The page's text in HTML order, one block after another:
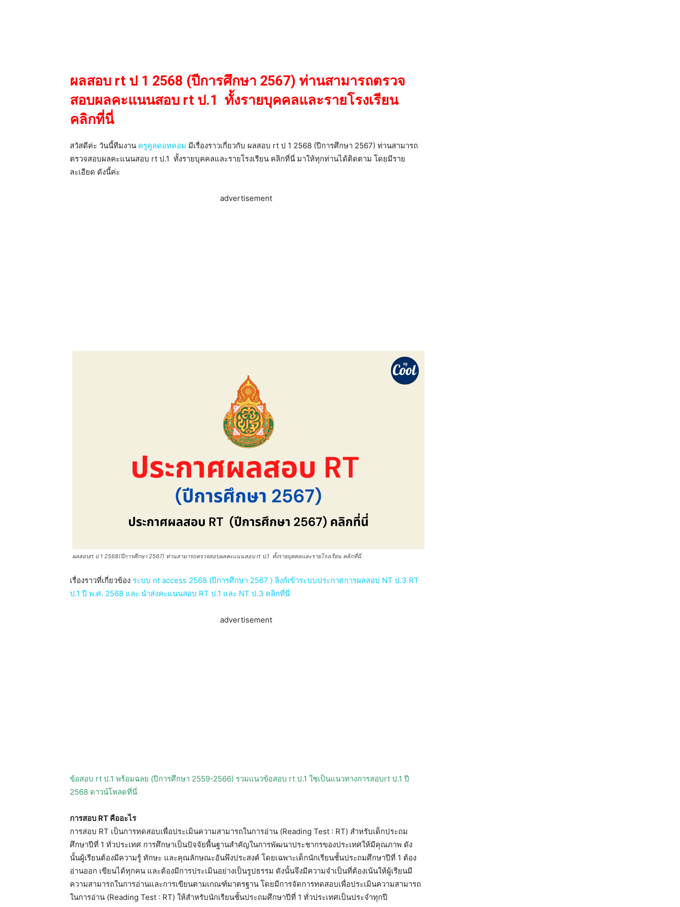
ผลสอบ rt ป 1 2568 (ปีการศึกษา 2567) ท่านสามารถตรวจ
สอบผลคะแนนสอบ rt ป.1 ทั้งรายบุคคลและรายโรงเรียน
คลิกที่นี่
สวัสดีค่ะ วันนี้ทีมงาน ครูคูลดอทคอม มีเรื่องราวเกี่ยวกับ ผลสอบ rt ป 1 2568 (ปีการศึกษา 2567) ท่านสามารถ
ตรวจสอบผลคะแนนสอบ rt ป.1 ทั้งรายบุคคลและรายโรงเรียน คลิกที่นี่ มาให้ทุกท่านได้ติดตาม โดยมีราย
ละเอียด ดังนี้ค่ะ
advertisement
ผลสอบrt ป 1 2568(ปีการศึกษา 2567) ท่านสามารถตรวจสอบผลคะแนนสอบ rt ป.1 ทั้งรายบุคคลและรายโรงเรียน คลิกที่นี่
เรื่องราวที่เกี่ยวข้อง ระบบ nt access 2568 (ปีการศึกษา 2567 ) ลิงก์เข้าระบบประกาศการผลสอบ NT ป.3 RT
ป.1 ปี พ.ศ. 2568 และ นำส่งคะแนนสอบ RT ป.1 และ NT ป.3 คลิกที่นี่
advertisement
ข้อสอบ rt ป.1 พร้อมฉลย (ปีการศึกษา 2559-2566) รวมแนวข้อสอบ rt ป.1 ใชเป็นแนวทางการสอบrt ป.1 ปี
2568 ดาวน์โหลดที่นี่
การสอบ RT คืออะไร
การสอบ RT เป็นการทดสอบเพื่อประเมินความสามารถในการอ่าน (Reading Test : RT) สำหรับเด็กประถม
ศึกษาปีที่ 1 ทั่วประเทศ การศึกษาเป็นปัจจัยพื้นฐานสำคัญในการพัฒนาประชากรของประเทศให้มีคุณภาพ ดัง
นั้นผู้เรียนต้องมีความรู้ ทักษะ และคุณลักษณะอันพึงประสงค์ โดยเฉพาะเด็กนักเรียนชั้นประถมศึกษาปีที่ 1 ต้อง
อ่านออก เขียนได้ทุกคน และต้องมีการประเมินอย่างเป็นรูปธรรม ดังนั้นจึงมีความจำเป็นที่ต้องเน้นให้ผู้เรียนมี
ความสามารถในการอ่านและการเขียนตามเกณฑ์มาตรฐาน โดยมีการจัดการทดสอบเพื่อประเมินความสามารถ
ในการอ่าน (Reading Test : RT) ให้สำหรับนักเรียนชั้นประถมศึกษาปีที่ 1 ทั่วประเทศเป็นประจำทุกปี